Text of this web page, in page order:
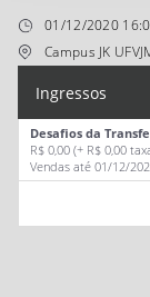
01/12/2020
Campus JK
Ingressos
Desafios da
R$ 0,00 (+ R$ 0,00
Vendas até 01/12/